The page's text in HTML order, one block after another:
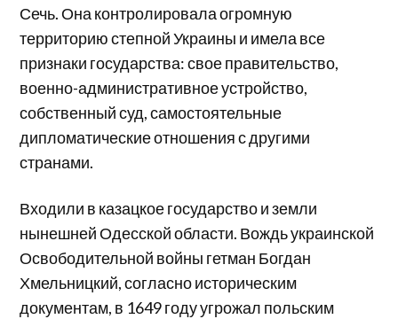
Сечь. Она контролировала огромную
территорию степной Украины и имела все
признаки государства: свое правительство,
военно-административное устройство,
собственный суд, самостоятельные
дипломатические отношения с другими
странами.
Входили в казацкое государство и земли
нынешней Одесской области. Вождь украинской
Освободительной войны гетман Богдан
Хмельницкий, согласно историческим
документам, в 1649 году угрожал польским